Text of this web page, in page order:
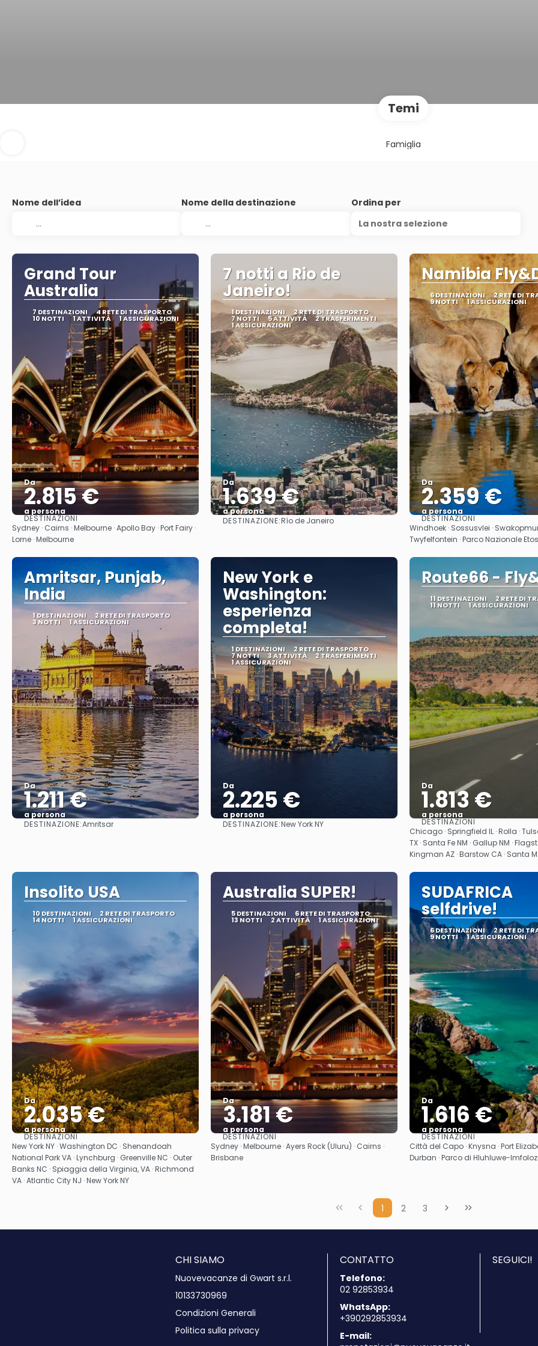
Temi
Famiglia
Nome dell’idea Nome della destinazione
Ordina per
La nostra selezione
Grand Tour
Australia
7 DESTINAZIONI 4 RETE DI TRASPORTO
10 NOTTI 1 ATTIVITÀ 1 ASSICURAZIONI
Da
2.815 €
a persona
Vedere
DESTINAZIONI
Sydney · Cairns · Melbourne · Apollo Bay · Port Fairy ·
Lorne · Melbourne
7 notti a Rio de
Janeiro!
1 DESTINAZIONI 2 RETE DI TRASPORTO
7 NOTTI 5 ATTIVITÀ 2 TRASFERIMENTI
1 ASSICURAZIONI
Da
1.639 €
a persona
Vedere
DESTINAZIONE:Río de Janeiro
Namibia
6 DESTINAZIONI 2 RETE DI
9 NOTTI 1 ASSICURAZIONI
Da
2.359 €
a persona
Vedere
DESTINAZIONI
Windhoek · Sossusvlei ·
Twyfelfontein · Parco Nazionale
Amritsar, Punjab,
India
1 DESTINAZIONI 2 RETE DI TRASPORTO
3 NOTTI 1 ASSICURAZIONI
Da
1.211 €
a persona
Vedere
DESTINAZIONE:Amritsar
New York e
Washington:
esperienza
completa!
1 DESTINAZIONI 2 RETE DI TRASPORTO
7 NOTTI 3 ATTIVITÀ 2 TRASFERIMENTI
1 ASSICURAZIONI
Da
2.225 €
a persona
Vedere
DESTINAZIONE:New York NY
Route66 -
11 DESTINAZIONI 2 RETE DI
11 NOTTI 1 ASSICURAZIONI
Da
1.813 €
a persona
Vedere
DESTINAZIONI
Chicago · Springfield IL · Rolla ·
TX · Santa Fe NM · Gallup NM ·
Kingman AZ · Barstow CA · Santa
Insolito USA
10 DESTINAZIONI 2 RETE DI TRASPORTO
14 NOTTI 1 ASSICURAZIONI
Da
2.035 €
a persona
Vedere
DESTINAZIONI
New York NY · Washington DC · Shenandoah
National Park VA · Lynchburg · Greenville NC · Outer
Banks NC · Spiaggia della Virginia, VA · Richmond
VA · Atlantic City NJ · New York NY
Australia SUPER!
5 DESTINAZIONI 6 RETE DI TRASPORTO
13 NOTTI 2 ATTIVITÀ 1 ASSICURAZIONI
Da
3.181 €
a persona
Vedere
DESTINAZIONI
Sydney · Melbourne · Ayers Rock (Uluru) · Cairns ·
Brisbane
SUDAFRICA
selfdrive!
6 DESTINAZIONI 2 RETE DI
9 NOTTI 1 ASSICURAZIONI
Da
1.616 €
a persona
Vedere
DESTINAZIONI
Città del Capo · Knysna · Port
Durban · Parco di Hluhluwe-Imfolozi
1 2 3
CHI SIAMO
Nuovevacanze di Gwart s.r.l.
10133730969
Condizioni Generali
Politica sulla privacy
CONTATTO
Telefono:
02 92853934
WhatsApp:
+390292853934
E-mail:
SEGUICI!